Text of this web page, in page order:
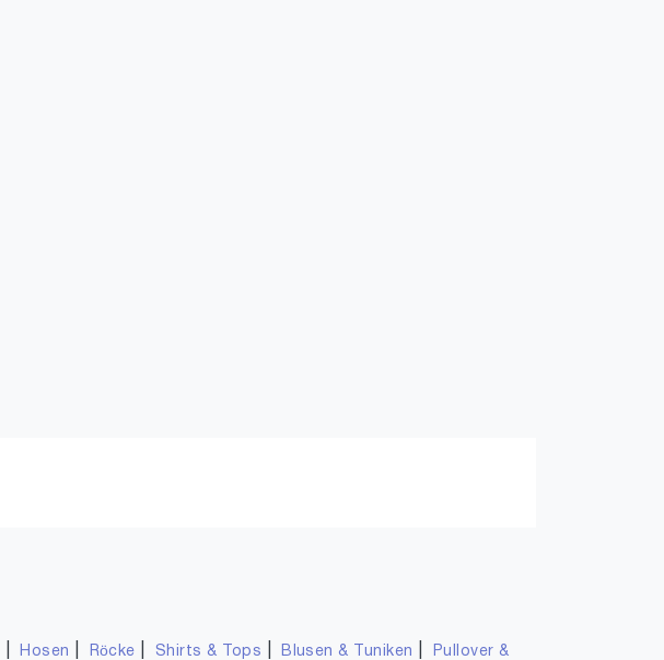
Hosen Röcke Shirts & Tops Blusen & Tuniken
Pullover &